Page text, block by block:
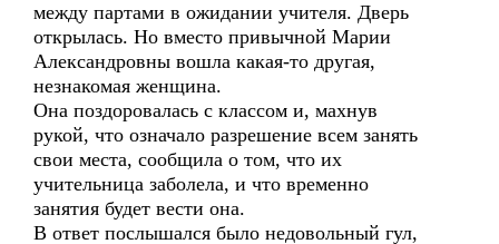
между партами в ожидании учителя. Дверь
открылась. Но вместо привычной Марии
Александровны вошла какая-то другая,
незнакомая женщина.
Она поздоровалась с классом и, махнув
рукой, что означало разрешение всем занять
свои места, сообщила о том, что их
учительница заболела, и что временно
занятия будет вести она.
В ответ послышался было недовольный гул,